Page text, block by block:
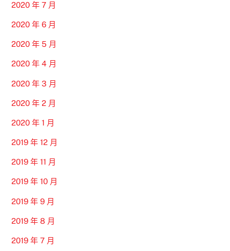
2020 年 7 月
2020 年 6 月
2020 年 5 月
2020 年 4 月
2020 年 3 月
2020 年 2 月
2020 年 1 月
2019 年 12 月
2019 年 11 月
2019 年 10 月
2019 年 9 月
2019 年 8 月
2019 年 7 月